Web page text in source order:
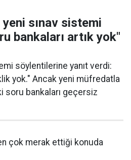
sınav sistemi
bankaları artık yok"
söylentilerine yanıt verdi:
yok." Ancak yeni müfredatla
soru bankaları geçersiz
çok merak ettiği konuda